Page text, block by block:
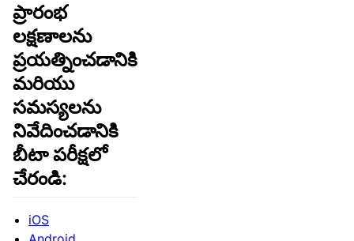
ప్రారంభ
లక్షణాలను
ప్రయత్నించడానికి
మరియు
సమస్యలను
నివేదించడానికి
బీటా పరీక్షలో
చేరండి:
iOS